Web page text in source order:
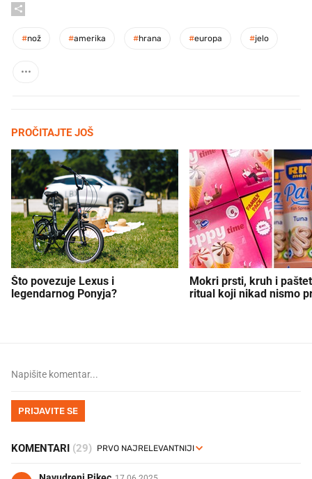
#nož #amerika #hrana #europa #jelo
PROČITAJTE JOŠ
Što povezuje Lexus i
legendarnog Ponyja?
Mokri prsti, kruh i
ritual koji nikad nismo
PRIJAVITE SE
KOMENTARI (29)